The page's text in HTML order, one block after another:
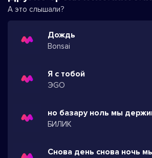
А это слышали?
Дождь
Bonsai
Я с тобой
ЭGO
БИЛИК